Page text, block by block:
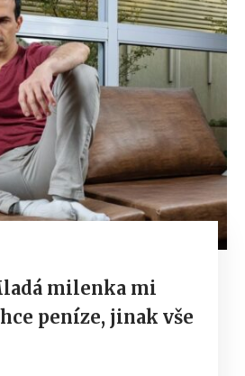
milenka mi
peníze, jinak vše